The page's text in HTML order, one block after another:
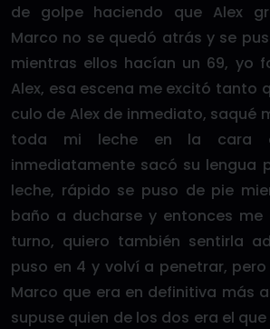
de golpe haciendo que Alex
Marco no se quedó atrás y se
mientras ellos hacían un 69, yo
Alex, esa escena me excitó tanto
culo de Alex de inmediato, saqué
toda mi leche en la cara
inmediatamente sacó su lengua
leche, rápido se puso de pie
baño a ducharse y entonces
turno, quiero también sentirla
puso en 4 y volví a penetrar,
Marco que era en definitiva más
supuse quien de los dos era el